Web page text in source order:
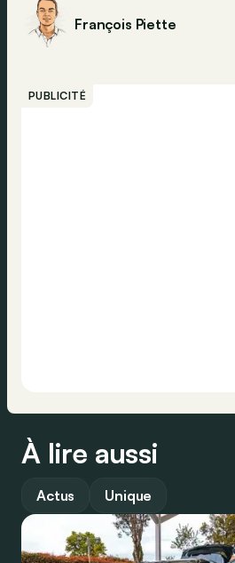
François Piette
PUBLICITÉ
À lire aussi
Actus Unique